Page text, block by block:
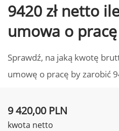
9420 zł netto
umowa o pracę
Sprawdź, na jaką kwotę
umowę o pracę by zarobić
9 420,00 PLN
kwota netto